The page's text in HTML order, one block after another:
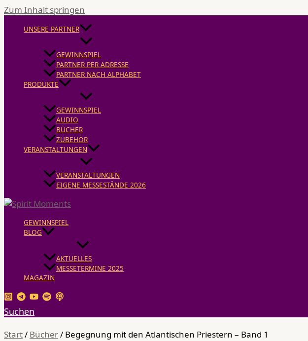
Zum Inhalt springen
UNSERE PARTNER
GEWINNSPIEL
PARTNER PER ADRESSE
PARTNER NACH ALPHABET
PRODUKTE
GEWINNSPIEL
AUDIO
BÜCHER
ZUBEHÖR
VERANSTALTUNGEN
VERANSTALTUNGEN
EIGENE MESSESTÄNDE 2026
GEWINNSPIEL
BLOG
AKTUELLES
MESSETERMINE 2025
MAGAZIN
Suchen
Start/ Bücher/ Begegnung mit den Atlantischen Priestern – Band 1